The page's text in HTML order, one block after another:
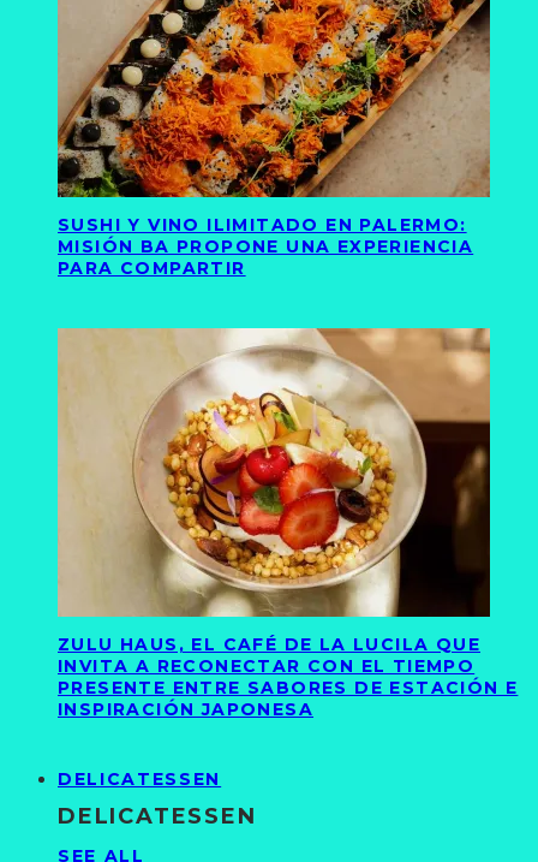
SUSHI Y VINO ILIMITADO EN PALERMO:
MISIÓN BA PROPONE UNA EXPERIENCIA
PARA COMPARTIR
ZULU HAUS, EL CAFÉ DE LA LUCILA QUE
INVITA A RECONECTAR CON EL TIEMPO
PRESENTE ENTRE SABORES DE ESTACIÓN E
INSPIRACIÓN JAPONESA
DELICATESSEN
DELICATESSEN
SEE ALL